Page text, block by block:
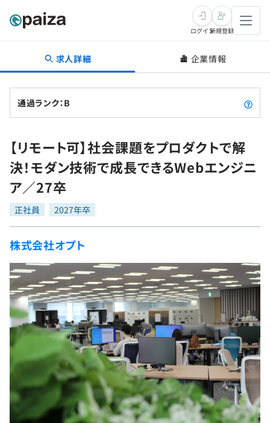
転職・キャリア
転職成功ガイド
転職エージェント
インタビュー
転職成功ガイド
新卒就活
求人検索
本選考
インターン
新卒エージェント
イベント・セミナー
インタビュー
就活成功ガイド
学習
問題集
4択課題
ナレッジ
リファレンス
個人向けプラン
法人向けプラン
プログラミング言語
評価結果一覧
再チャレンジ結果一覧
ゲーム・マンガ
Tech Team Journal
paiza times
note
paizaとは？
ログイン新規登録
求人詳細 企業情報
通過ランク：B
【リモート可】社会課題をプロダクトで解
決！モダン技術で成長できるWebエンジニ
ア／27卒
正社員 2027年卒
株式会社オプト